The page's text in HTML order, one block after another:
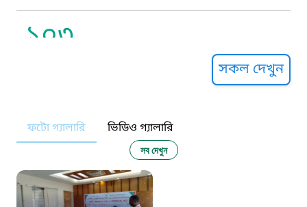
১০৩
নারী ও শিশু নির্যাতন প্রতিরোধ
১০৬
সকল দেখুন
ফটো গ্যালারি ভিডিও গ্যালারি
সব দেখুন